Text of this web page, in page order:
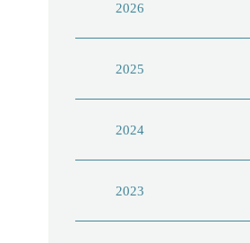
2026
2025
2024
2023